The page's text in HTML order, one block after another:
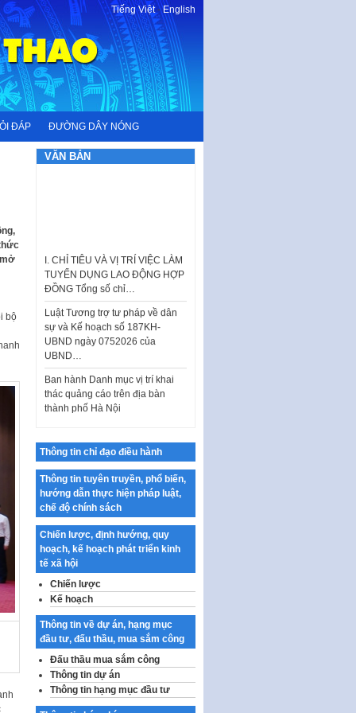
Tiếng Việt-English
ĐÁP ĐƯỜNG DÂY NÓNG
bộ
VĂN BẢN
ĐỒNG Tổng số chỉ…
Luật Tương trợ tư pháp về dân
sự và Kế hoạch số 187KH-
UBND ngày 0752026 của
UBND…
Ban hành Danh mục vị trí khai
thác quảng cáo trên địa bàn
thành phố Hà Nội
Kế hoạch Tổ chức Cuộc thi
Công bố công khai dự toán kinh
phí xây dựng pháp luật, hoàn
thiện thể chế, chính…
Quy định về nghiên cứu, ứng
dụng khoa học, công nghệ, đổi
mới sáng tạo và chuyển…
Quy định chi tiết và hướng dẫn
thi hành một số điều của Luật Lý
lịch tư…
Sửa đổi, bổ sung một số nội
dung tại Nghị quyết số 30/NQ-
CP ngày 24 tháng 02…
Ban hành Chương trình hành
động của Chính phủ thực hiện
Nghị quyết số 02-NQ/TW ngày
Thông tin chỉ đạo điều hành
Thông tin tuyên truyền, phổ biến,
hướng dẫn thực hiện pháp luật,
chế độ chính sách
Chiến lược, định hướng, quy
hoạch, kế hoạch phát triển kinh
tế xã hội
Chiến lược
Kế hoạch
Thông tin về dự án, hạng mục
đầu tư, đấu thầu, mua sắm công
Đấu thầu mua sắm công
Thông tin dự án
Thông tin hạng mục đầu tư